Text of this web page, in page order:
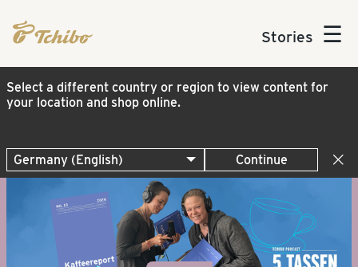
Stories ☰
Select a different country or region to view content for
your location and shop online.
Continue